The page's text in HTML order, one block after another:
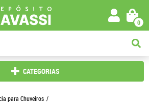
0
CATEGORIAS
para Chuveiros